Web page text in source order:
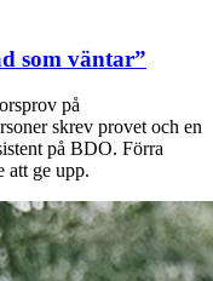
som väntar”
på
skrev provet och en
på BDO. Förra
att ge upp.